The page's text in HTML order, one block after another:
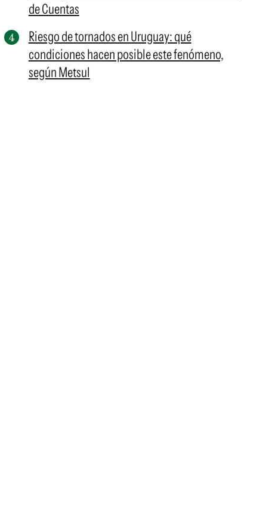
de Cuentas
Riesgo de tornados en Uruguay: qué
condiciones hacen posible este fenómeno,
según Metsul